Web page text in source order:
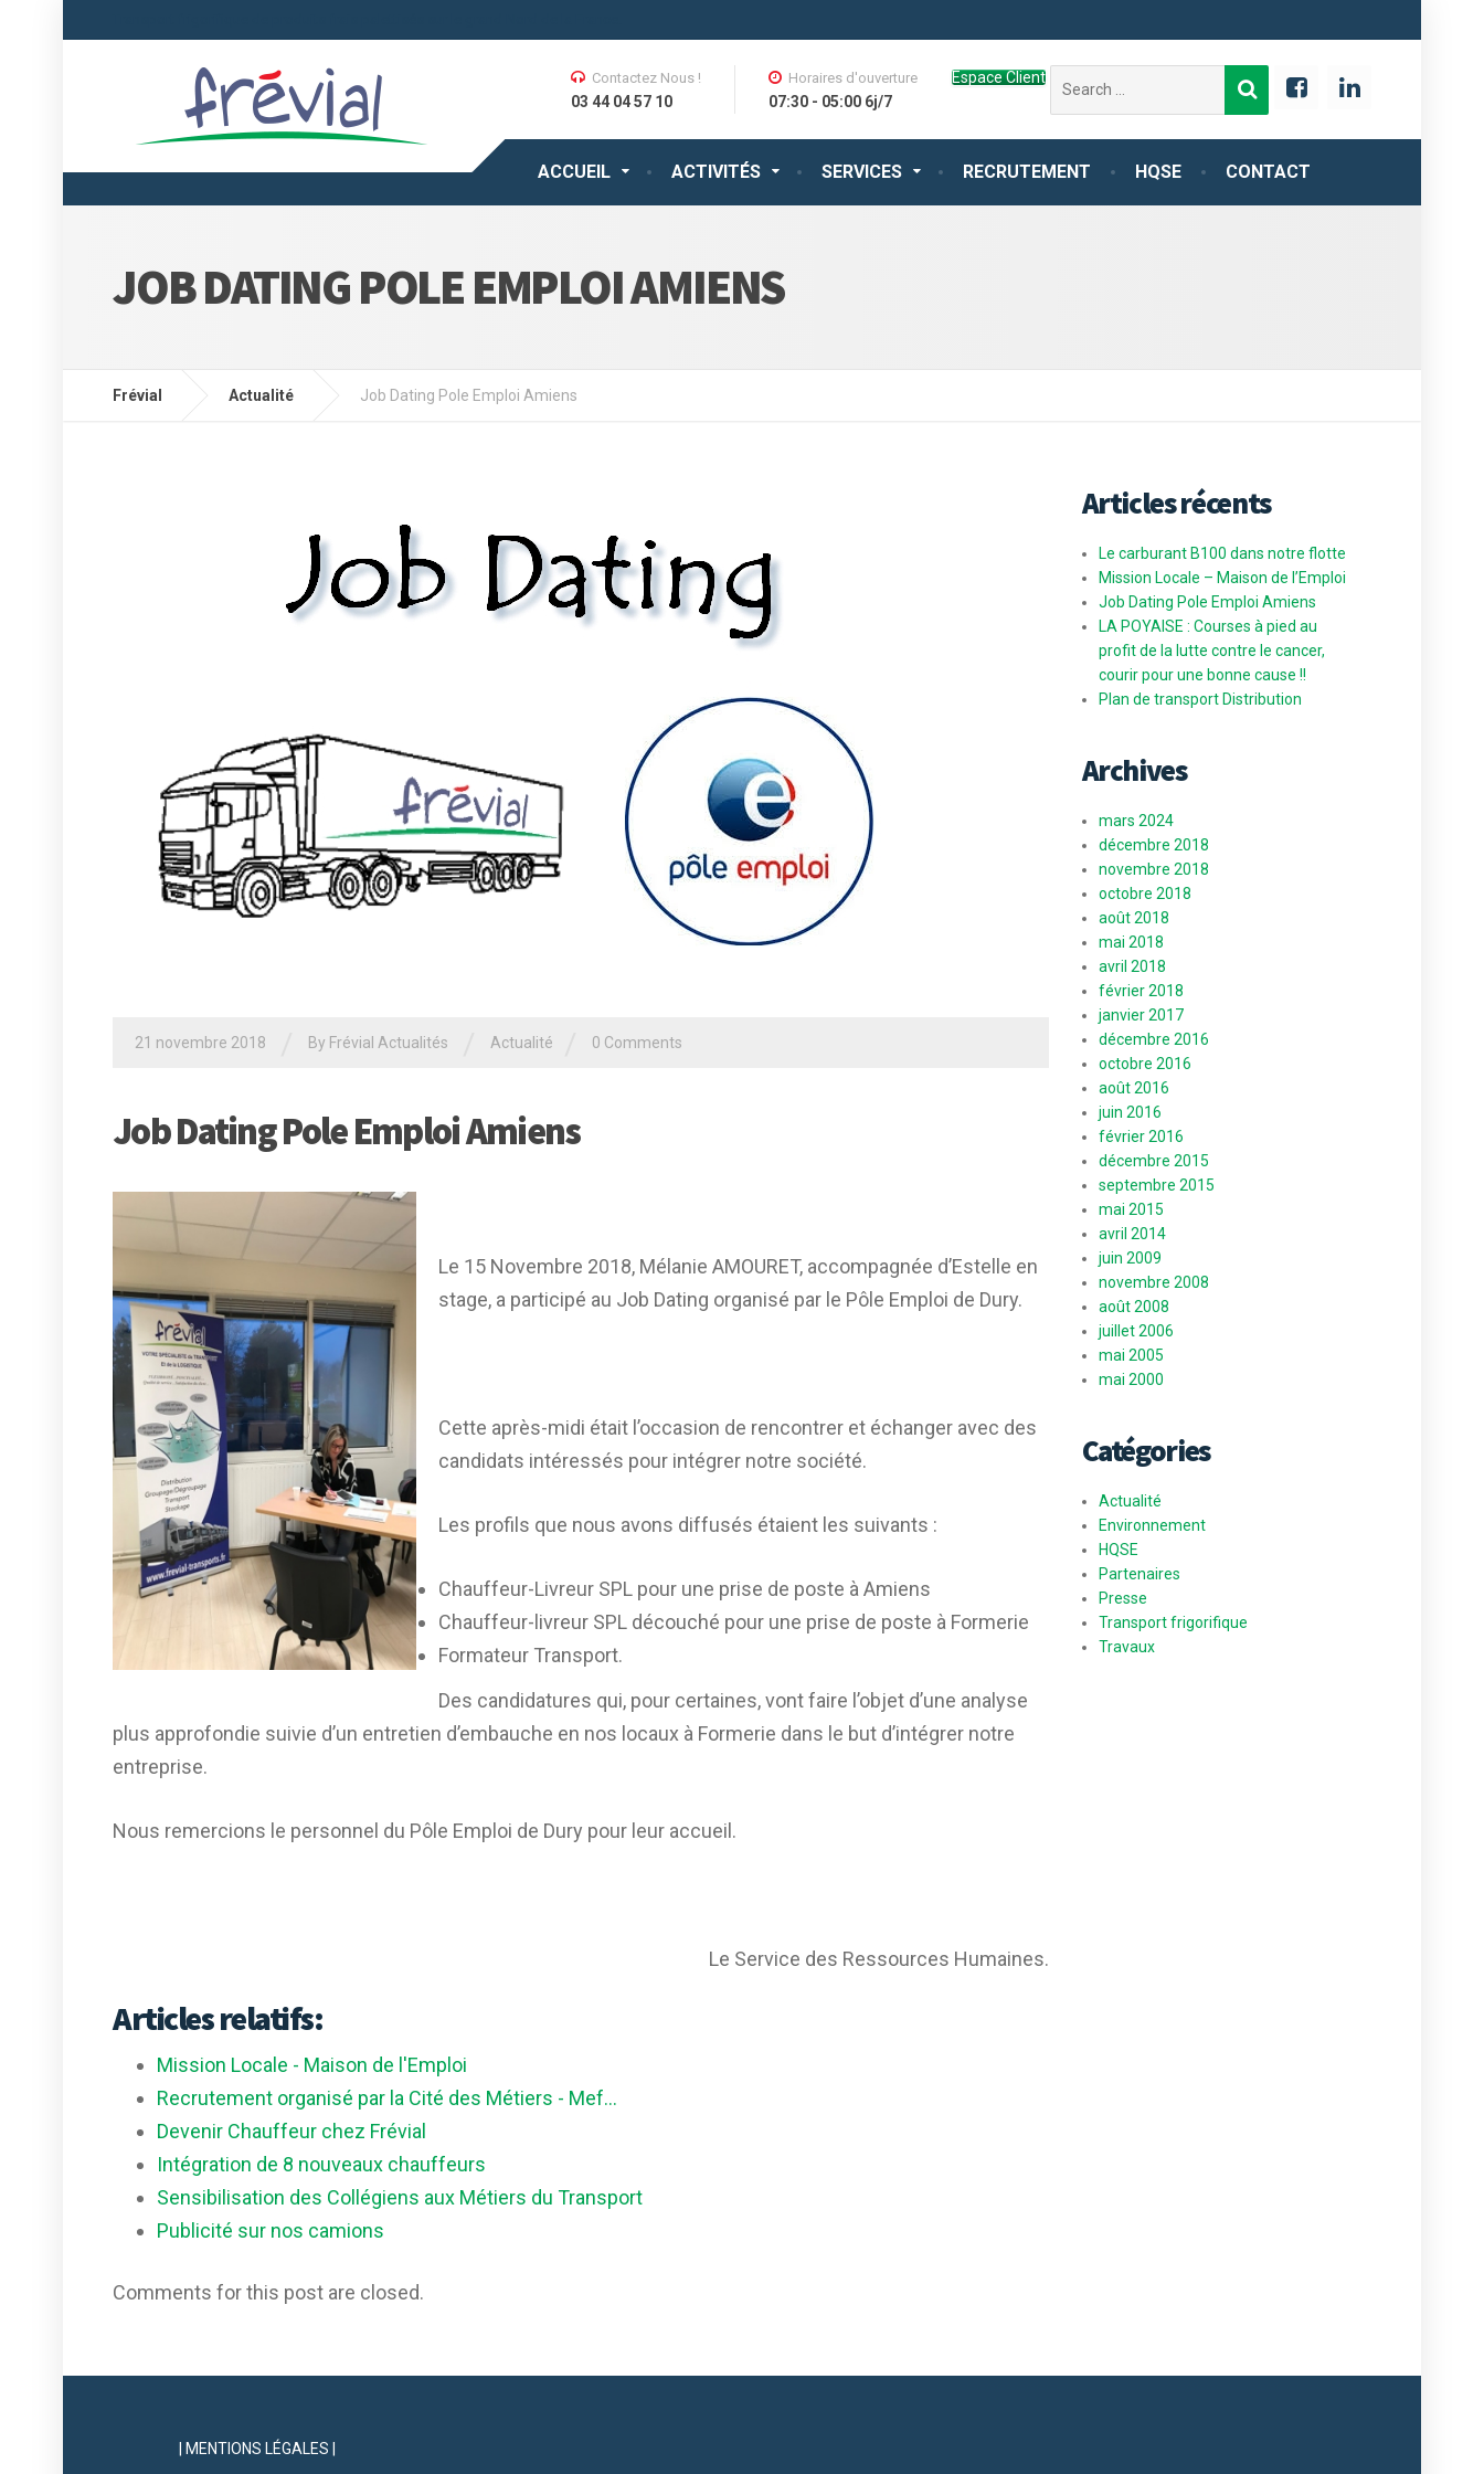
ACCUEIL ACTIVITÉS SERVICES RECRUTEMENT HQSE CONTACT
Contactez Nous !
03 44 04 57 10
Horaires d'ouverture
07:30 - 05:00 6j/7
Espace Client
for:
JOB DATING POLE EMPLOI AMIENS
Frévial Actualité Job Dating Pole Emploi Amiens
21 novembre 2018 By Frévial Actualités Actualité 0 Comments
Job Dating Pole Emploi Amiens
Le 15 Novembre 2018, Mélanie AMOURET, accompagnée d’Estelle en
stage, a participé au Job Dating organisé par le Pôle Emploi de Dury.
Cette après-midi était l’occasion de rencontrer et échanger avec des
candidats intéressés pour intégrer notre société.
Les profils que nous avons diffusés étaient les suivants :
Chauffeur-Livreur SPL pour une prise de poste à Amiens
Chauffeur-livreur SPL découché pour une prise de poste à Formerie
Formateur Transport.
Des candidatures qui, pour certaines, vont faire l’objet d’une analyse
plus approfondie suivie d’un entretien d’embauche en nos locaux à Formerie dans le but d’intégrer notre
entreprise.
Nous remercions le personnel du Pôle Emploi de Dury pour leur accueil.
Le Service des Ressources Humaines.
Articles relatifs:
Mission Locale - Maison de l'Emploi
Recrutement organisé par la Cité des Métiers - Mef…
Devenir Chauffeur chez Frévial
Intégration de 8 nouveaux chauffeurs
Sensibilisation des Collégiens aux Métiers du Transport
Publicité sur nos camions
Comments for this post are closed.
Articles récents
Le carburant B100 dans notre flotte
Mission Locale – Maison de l’Emploi
Job Dating Pole Emploi Amiens
LA POYAISE : Courses à pied au
profit de la lutte contre le cancer,
courir pour une bonne cause !!
Plan de transport Distribution
Archives
mars 2024
décembre 2018
novembre 2018
octobre 2018
août 2018
mai 2018
avril 2018
février 2018
janvier 2017
décembre 2016
octobre 2016
août 2016
juin 2016
février 2016
décembre 2015
septembre 2015
mai 2015
avril 2014
juin 2009
novembre 2008
août 2008
juillet 2006
mai 2005
mai 2000
Catégories
Actualité
Environnement
HQSE
Partenaires
Presse
Transport frigorifique
Travaux
| MENTIONS LÉGALES |